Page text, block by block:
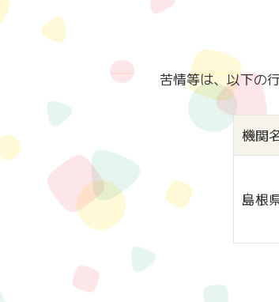
苦情等は、以下の
機関
島根